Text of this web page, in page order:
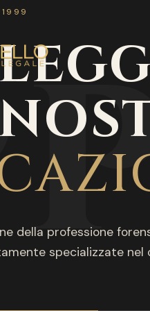
della professione
specializzate nel